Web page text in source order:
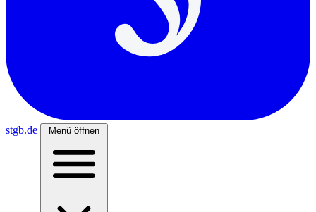
stgb.de Menü öffnen